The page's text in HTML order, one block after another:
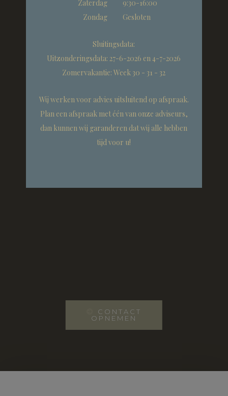
Zaterdag
9:30-16:00
Zondag
Gesloten
Sluitingsdata:
Uitzonderingsdata: 27-6-2026 en 4-7-2026
Zomervakantie: Week 30 - 31 - 32
Wij werken voor advies uitsluitend op afspraak.
Plan een afspraak met één van onze adviseurs,
dan kunnen wij garanderen dat wij alle hebben
tijd voor u!
CONTACT
OPNEMEN